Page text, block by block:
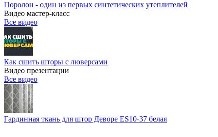
Поролон - один из первых синтетических утеплителей
Видео мастер-класс
Все видео
Как сшить шторы с люверсами
Видео презентации
Все видео
Гардинная ткань для штор Деворе ES10-37 белая